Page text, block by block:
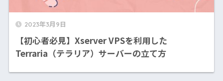
2023年3月9日
【初心者必見】Xserver VPSを利用した
Terraria（テラリア）サーバーの立て方